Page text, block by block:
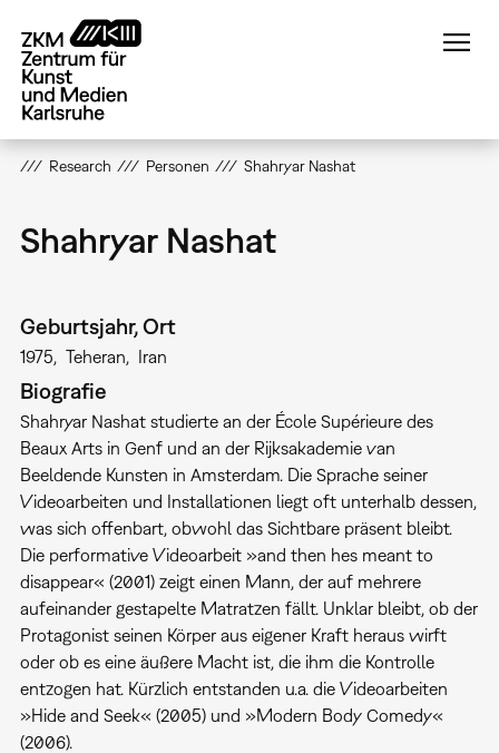
zum
Inhalt
Research Personen Shahryar Nashat
Shahryar Nashat
Geburtsjahr, Ort
1975 Teheran Iran
Biografie
Shahryar Nashat studierte an der École Supérieure des
Beaux Arts in Genf und an der Rijksakademie van
Beeldende Kunsten in Amsterdam. Die Sprache seiner
Videoarbeiten und Installationen liegt oft unterhalb dessen,
was sich offenbart, obwohl das Sichtbare präsent bleibt.
Die performative Videoarbeit »and then hes meant to
disappear« (2001) zeigt einen Mann, der auf mehrere
aufeinander gestapelte Matratzen fällt. Unklar bleibt, ob der
Protagonist seinen Körper aus eigener Kraft heraus wirft
oder ob es eine äußere Macht ist, die ihm die Kontrolle
entzogen hat. Kürzlich entstanden u.a. die Videoarbeiten
»Hide and Seek« (2005) und »Modern Body Comedy«
(2006).